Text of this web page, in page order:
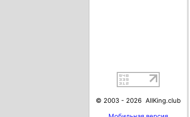
© 2003 - 2026 AllKing.club